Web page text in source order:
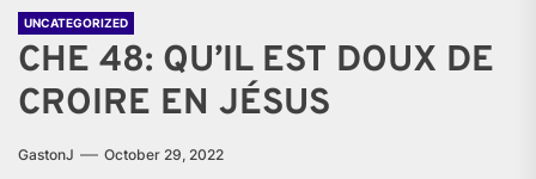
UNCATEGORIZED
CHE 48: QU’IL EST DOUX DE
CROIRE EN JÉSUS
GastonJ October 29, 2022